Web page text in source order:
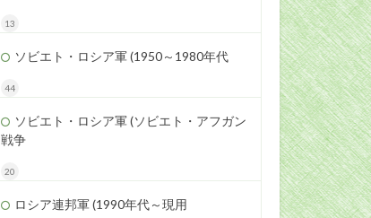
13
ソビエト・ロシア軍 (1950～1980年代
44
ソビエト・ロシア軍 (ソビエト・アフガン
戦争
20
ロシア連邦軍 (1990年代～現用